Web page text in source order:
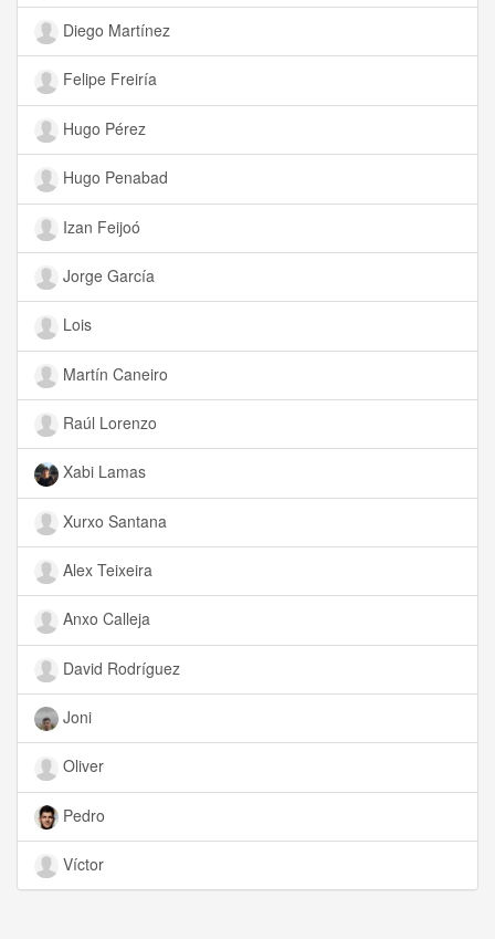
Diego Martínez
Felipe Freiría
Hugo Pérez
Hugo Penabad
Izan Feijoó
Jorge García
Lois
Martín Caneiro
Raúl Lorenzo
Xabi Lamas
Xurxo Santana
Alex Teixeira
Anxo Calleja
David Rodríguez
Joni
Oliver
Pedro
Víctor